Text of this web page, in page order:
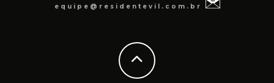
equipe@residentevil.com.br